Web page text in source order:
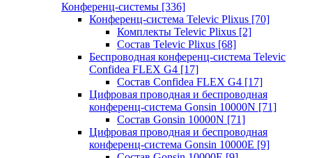
Конференц-системы [336]
Конференц-система Televic Plixus [70]
Комплекты Televic Plixus [2]
Состав Televic Plixus [68]
Беспроводная конференц-система Televic
Confidea FLEX G4 [17]
Состав Confidea FLEX G4 [17]
Цифровая проводная и беспроводная
конференц-система Gonsin 10000N [71]
Состав Gonsin 10000N [71]
Цифровая проводная и беспроводная
конференц-система Gonsin 10000E [9]